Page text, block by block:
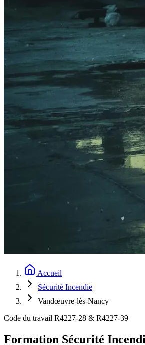
Accueil
Sécurité Incendie
Vandœuvre-lès-Nancy
Code du travail R4227-28 & R4227-39
Formation Sécurité